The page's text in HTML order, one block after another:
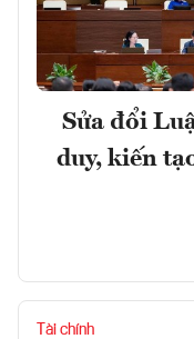
Sửa đổi
duy, kiến
Tài chính